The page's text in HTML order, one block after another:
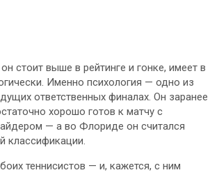
стоит выше в рейтинге и гонке, имеет в
Именно психология — одно из
ответственных финалах. Он заранее
хорошо готов к матчу с
— а во Флориде он считался
классификации.
теннисистов — и, кажется, с ним